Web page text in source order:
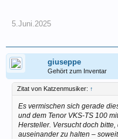
5.Juni.2025
giuseppe
Gehört zum Inventar
Zitat von Katzenmusiker: ↑
Es vermischen sich gerade
und dem Tenor VKS-TS 100
Hersteller. Versucht doch
auseinander zu halten –